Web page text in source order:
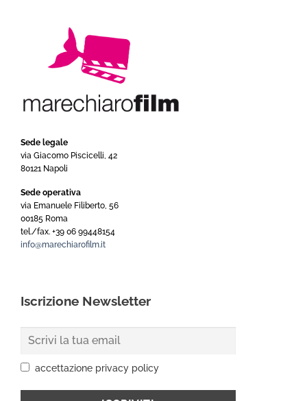
Sede legale
via Giacomo Piscicelli, 42
80121 Napoli
Sede operativa
via Emanuele Filiberto, 56
00185 Roma
tel./fax. +39 06 99448154
info@marechiarofilm.it
Iscrizione Newsletter
accettazione privacy policy